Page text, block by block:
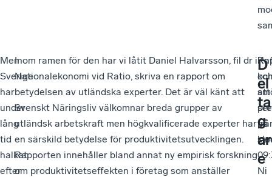
Men
Sverige
har
under
lång
tid
halkat
efter
Inom ramen för den har vi låtit Daniel Halvarsson, fil dr i
Nationalekonomi vid Ratio, skriva en rapport om
betydelsen av utländska experter. Det är väl känt att
Svenskt Näringsliv välkomnar breda grupper av
utländsk arbetskraft men högkvalificerade experter har
en särskild betydelse för produktivitetsutvecklingen.
Rapporten innehåller bland annat ny empirisk forskning
om produktivitetseffekten i företag som anställer
att
på
Ni
D
el
ta
g
ar
e